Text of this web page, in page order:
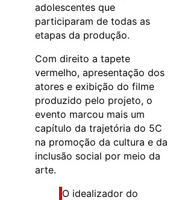
adolescentes que
participaram de todas as
etapas da produção.
Com direito a tapete
vermelho, apresentação dos
atores e exibição do filme
produzido pelo projeto, o
evento marcou mais um
capítulo da trajetória do 5C
na promoção da cultura e da
inclusão social por meio da
arte.
O idealizador do